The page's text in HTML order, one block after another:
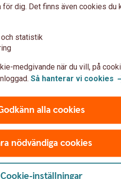
dig. Det finns även cookies du
och statistik
medgivande när du vill, på
Så hanterar vi cookies
alla cookies
nödvändiga cookies
Cookie-inställningar